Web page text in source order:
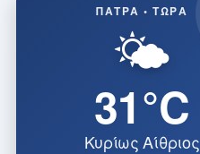
ΠΆΤΡΑ • ΤΏΡΑ
🌤️
31°C
Κυρίως Αίθριος